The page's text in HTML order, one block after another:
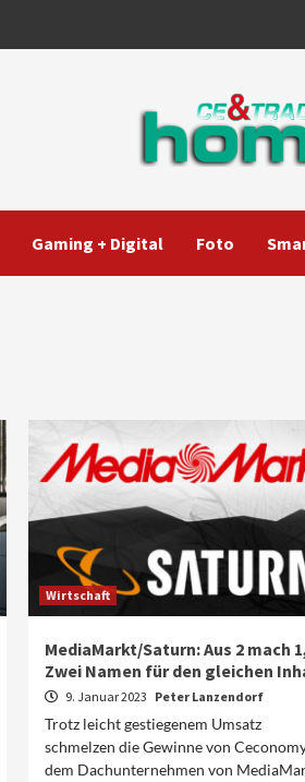
Gaming + Digital Foto
Wirtschaft
MediaMarkt/Saturn: Aus 2 mach
Zwei Namen für den gleichen
9. Januar 2023 Peter Lanzendorf
Trotz leicht gestiegenem Umsatz
schmelzen die Gewinne von
dem Dachunternehmen von